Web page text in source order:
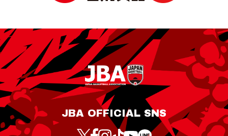
JBA OFFICIAL SNS